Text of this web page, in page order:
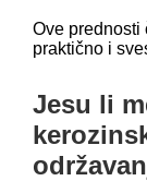
Ove prednosti
praktično i
Jesu li